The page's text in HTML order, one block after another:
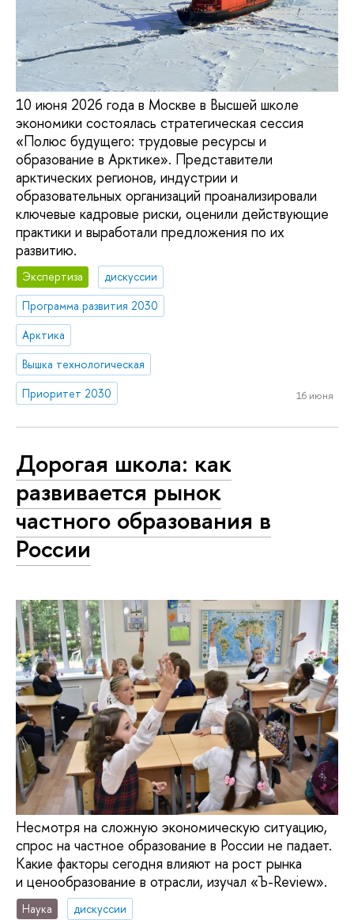
10 июня 2026 года в Москве в Высшей школе
экономики состоялась стратегическая сессия
«Полюс будущего: трудовые ресурсы и
образование в Арктике». Представители
арктических регионов, индустрии и
образовательных организаций проанализировали
ключевые кадровые риски, оценили действующие
практики и выработали предложения по их
развитию.
Экспертиза
дискуссии
Программа развития 2030
Арктика
Вышка технологическая
Приоритет 2030
16 июня
Дорогая школа: как
развивается рынок
частного образования в
России
Несмотря на сложную экономическую ситуацию,
спрос на частное образование в России не падает.
Какие факторы сегодня влияют на рост рынка
и ценообразование в отрасли, изучал «Ъ-Review».
Наука
дискуссии